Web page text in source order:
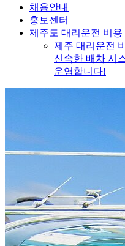
채용안내
홍보센터
제주도 대리운전 비용
제주 대리운전
신속한 배차 시
운영합니다!